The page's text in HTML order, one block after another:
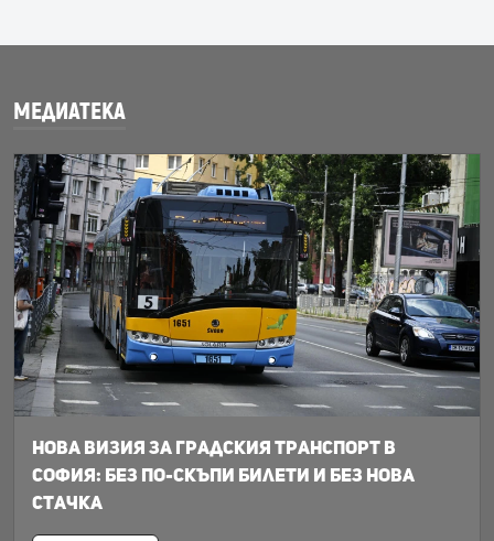
МЕДИАТЕКА
Нова визия за градския транспорт в
София: Без по-скъпи билети и без нова
стачка